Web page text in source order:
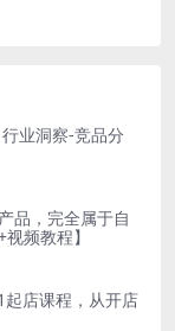
业洞察-竞品分
品，完全属于自
频教程】
店课程，从开店